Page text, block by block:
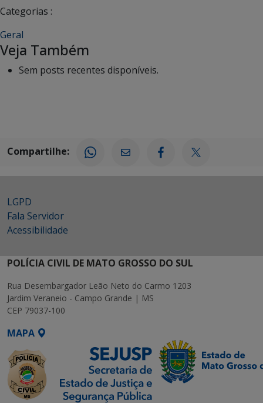
Categorias :
Geral
Veja Também
Sem posts recentes disponíveis.
Compartilhe:
LGPD
Fala Servidor
Acessibilidade
POLÍCIA CIVIL DE MATO GROSSO DO SUL
Rua Desembargador Leão Neto do Carmo 1203
Jardim Veraneio - Campo Grande | MS
CEP 79037-100
MAPA